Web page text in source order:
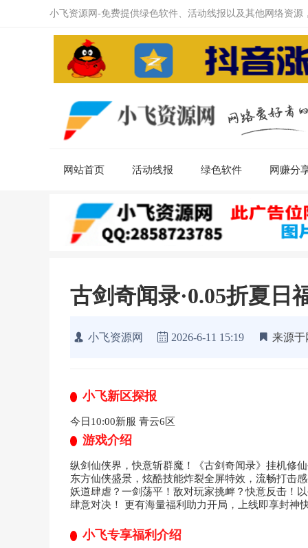
小飞资源网-免费提供绿色软件、活动线报以及其他网络资
网站首页 活动线报 绿色软件 网赚分
古剑奇闻录·0.05折夏日
小飞资源网 2026-6-11 15:19 来源于
小飞新区探报
今日10:00新服 青云6区
游戏介绍
纵剑仙侠界，快意斩群魔！《古剑奇闻录》挂机修
东方仙侠盛景，炫酷技能炸裂全屏特效，流畅打击
妖道肆虐？一剑荡平！敌对玩家挑衅？快意反击！
肆意对决！ 更有海量福利助力开局，上线即享封神
小飞专享福利介绍